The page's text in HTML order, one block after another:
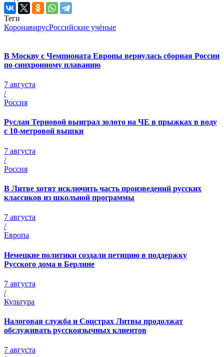
Теги
КоронавирусРоссийские учёные
В Москву с Чемпионата Европы вернулась сборная России
по синхронному плаванию
7 августа
/
Россия
Руслан Терновой выиграл золото на ЧЕ в прыжках в воду
с 10-метровой вышки
7 августа
/
Россия
В Литве хотят исключить часть произведений русских
классиков из школьной программы
7 августа
/
Европа
Немецкие политики создали петицию в поддержку
Русского дома в Берлине
7 августа
/
Культура
Налоговая служба и Соцстрах Литвы продолжат
обслуживать русскоязычных клиентов
7 августа